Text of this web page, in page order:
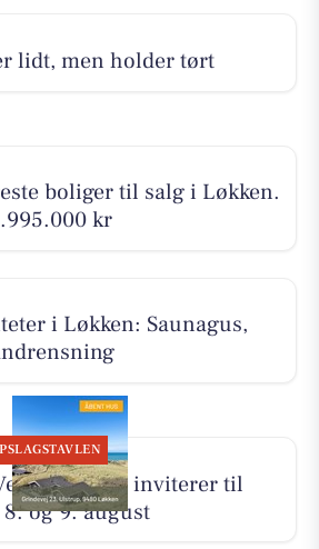
lidt, men holder tørt
boliger til salg i Løkken.
kr
i Løkken: Saunagus,
I/S inviterer til
og 9. august